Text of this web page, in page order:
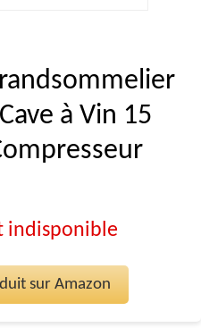
à Vin 15
indisponible
sur Amazon